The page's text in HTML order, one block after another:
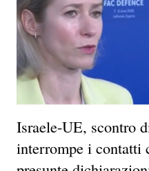
Israele-UE, scontro
interrompe i contatti